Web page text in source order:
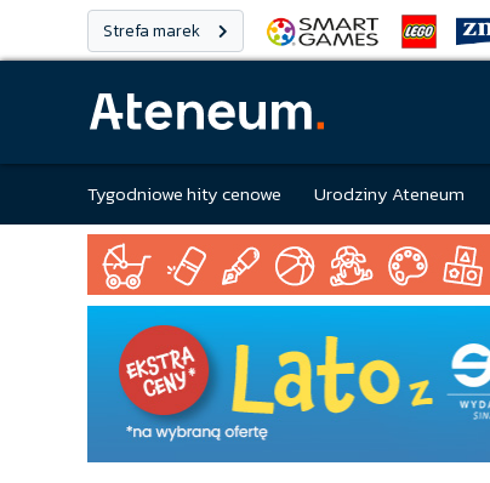
Strefa marek
Tygodniowe hity cenowe Urodziny Ateneum